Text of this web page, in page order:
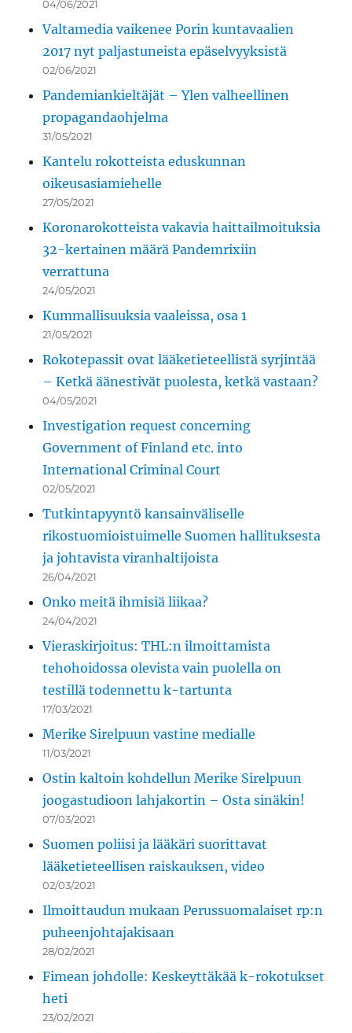
04/06/2021
Valtamedia vaikenee Porin kuntavaalien
2017 nyt paljastuneista epäselvyyksistä
02/06/2021
Pandemiankieltäjät – Ylen valheellinen
propagandaohjelma
31/05/2021
Kantelu rokotteista eduskunnan
oikeusasiamiehelle
27/05/2021
Koronarokotteista vakavia haittailmoituksia
32-kertainen määrä Pandemrixiin
verrattuna
24/05/2021
Kummallisuuksia vaaleissa, osa 1
21/05/2021
Rokotepassit ovat lääketieteellistä syrjintää
– Ketkä äänestivät puolesta, ketkä vastaan?
04/05/2021
Investigation request concerning
Government of Finland etc. into
International Criminal Court
02/05/2021
Tutkintapyyntö kansainväliselle
rikostuomioistuimelle Suomen hallituksesta
ja johtavista viranhaltijoista
26/04/2021
Onko meitä ihmisiä liikaa?
24/04/2021
Vieraskirjoitus: THL:n ilmoittamista
tehohoidossa olevista vain puolella on
testillä todennettu k-tartunta
17/03/2021
Merike Sirelpuun vastine medialle
11/03/2021
Ostin kaltoin kohdellun Merike Sirelpuun
joogastudioon lahjakortin – Osta sinäkin!
07/03/2021
Suomen poliisi ja lääkäri suorittavat
lääketieteellisen raiskauksen, video
02/03/2021
Ilmoittaudun mukaan Perussuomalaiset rp:n
puheenjohtajakisaan
28/02/2021
Fimean johdolle: Keskeyttäkää k-rokotukset
heti
23/02/2021